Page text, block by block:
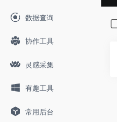
数据查询
协作工具
灵感采集
有趣工具
常用后台